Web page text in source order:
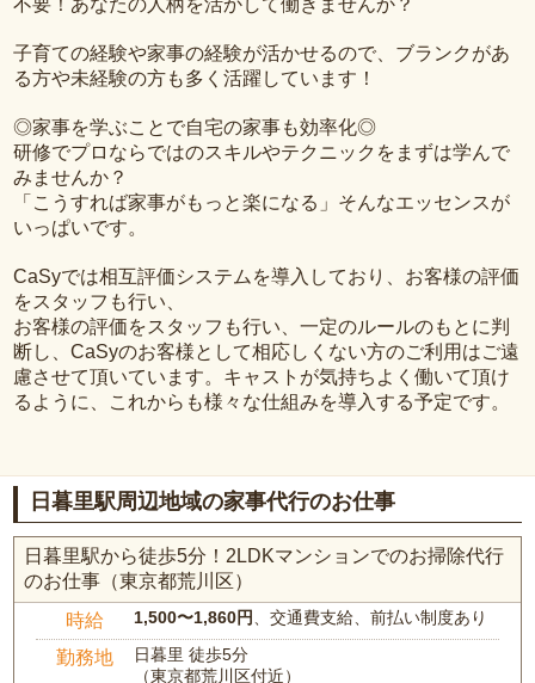
不要！あなたの人柄を活かして働きませんか？
子育ての経験や家事の経験が活かせるので、ブランクがあ
る方や未経験の方も多く活躍しています！
◎家事を学ぶことで自宅の家事も効率化◎
研修でプロならではのスキルやテクニックをまずは学んで
みませんか？
「こうすれば家事がもっと楽になる」そんなエッセンスが
いっぱいです。
CaSyでは相互評価システムを導入しており、お客様の評価
をスタッフも行い、
お客様の評価をスタッフも行い、一定のルールのもとに判
断し、CaSyのお客様として相応しくない方のご利用はご遠
慮させて頂いています。キャストが気持ちよく働いて頂け
るように、これからも様々な仕組みを導入する予定です。
日暮里駅周辺地域の家事代行のお仕事
日暮里駅から徒歩5分！2LDKマンションでのお掃除代行
のお仕事（東京都荒川区）
時給 1,500〜1,860円、交通費支給、前払い制度あり
勤務地
日暮里 徒歩5分
（東京都荒川区付近）